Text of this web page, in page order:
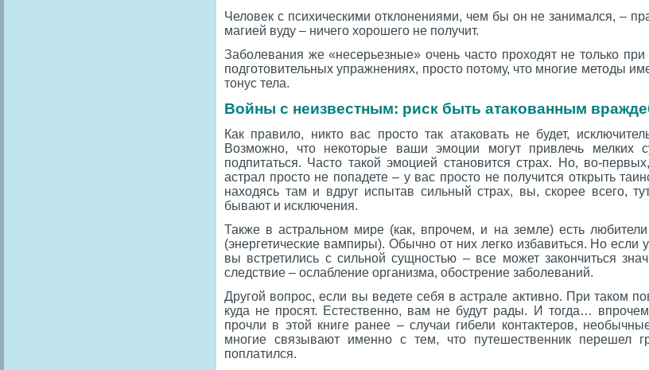
Человек с психическими отклонениями, чем бы он не занимался, –
магией вуду – ничего хорошего не получит.
Заболевания же «несерьезные» очень часто проходят не только
подготовительных упражнениях, просто потому, что многие методы
тонус тела.
Войны с неизвестным: риск быть атакованным
Как правило, никто вас просто так атаковать не будет,
Возможно, что некоторые ваши эмоции могут привлечь мелких
подпитаться. Часто такой эмоцией становится страх. Но, во-
астрал просто не попадете – у вас просто не получится открыть
находясь там и вдруг испытав сильный страх, вы, скорее всего,
бывают и исключения.
Также в астральном мире (как, впрочем, и на земле) есть
(энергетические вампиры). Обычно от них легко избавиться. Но если
вы встретились с сильной сущностью – все может закончиться
следствие – ослабление организма, обострение заболеваний.
Другой вопрос, если вы ведете себя в астрале активно. При таком
куда не просят. Естественно, вам не будут рады. И тогда…
прочли в этой книге ранее – случаи гибели контактеров,
многие связывают именно с тем, что путешественник перешел
поплатился.